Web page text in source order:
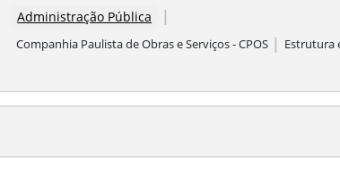
Administração Pública |
Companhia Paulista de Obras e Serviços - CPOS | Estrutura